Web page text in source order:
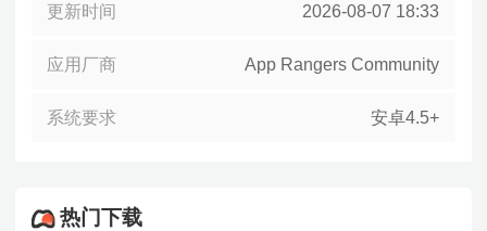
更新时间 2026-08-07 18:33
应用厂商 App Rangers Community
系统要求 安卓4.5+
热门下载